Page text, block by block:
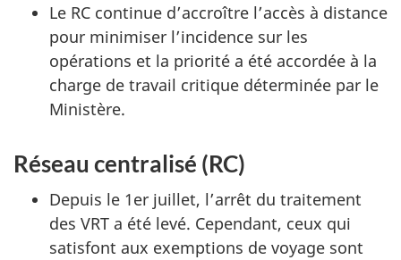
Le RC continue d’accroître l’accès à distance
pour minimiser l’incidence sur les
opérations et la priorité a été accordée à la
charge de travail critique déterminée par le
Ministère.
Réseau centralisé (RC)
Depuis le 1er juillet, l’arrêt du traitement
des VRT a été levé. Cependant, ceux qui
satisfont aux exemptions de voyage sont